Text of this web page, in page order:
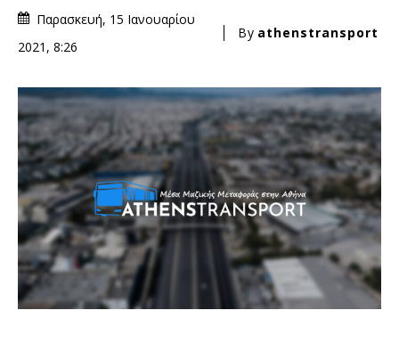
Παρασκευή, 15 Ιανουαρίου
2021, 8:26
By athenstransport